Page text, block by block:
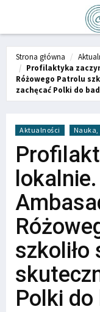
Strona główna
Profilaktyka
Różowego Patrolu
zachęcać Polki do
Aktualności
szkoliło
Polki do